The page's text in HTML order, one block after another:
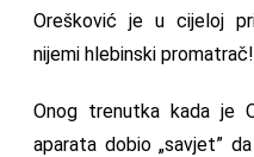
Orešković je u cijeloj
nijemi hlebinski promatrač!
Onog trenutka kada je
aparata dobio „savjet”